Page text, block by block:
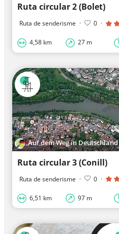
Ruta circular 2 (Bolet)
Ruta de senderisme · 0 ·
4,58 km 27 m
Auf dem Weg in Deutschland
Ruta circular 3 (Conill)
Ruta de senderisme · 0 ·
6,51 km 97 m